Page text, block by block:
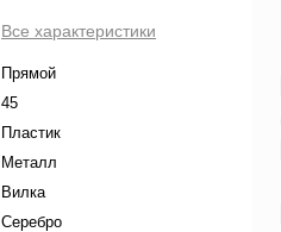
Все характеристики
Прямой
45
Пластик
Металл
Вилка
Серебро